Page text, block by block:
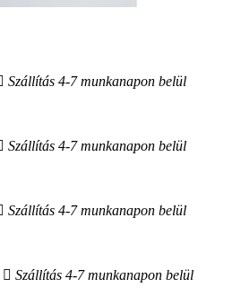
Szállítás 4-7 munkanapon belül
Szállítás 4-7 munkanapon belül
Szállítás 4-7 munkanapon belül
Szállítás 4-7 munkanapon belül